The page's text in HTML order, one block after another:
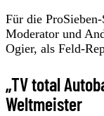
Für die
Moderator und
Ogier, als Feld-
„TV total
Weltmeister